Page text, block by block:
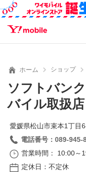
SEARCH
ホーム ショップ
ソフトバン
バイル取扱店
愛媛県松山市束本1丁目
電話番号：089-945-
営業時間： 10:00～
定休日：不定休